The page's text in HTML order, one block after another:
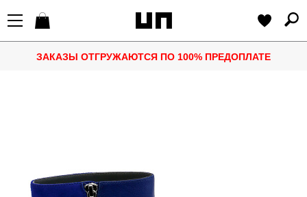
ЗАКАЗЫ ОТГРУЖАЮТСЯ ПО 100% ПРЕДОПЛАТЕ